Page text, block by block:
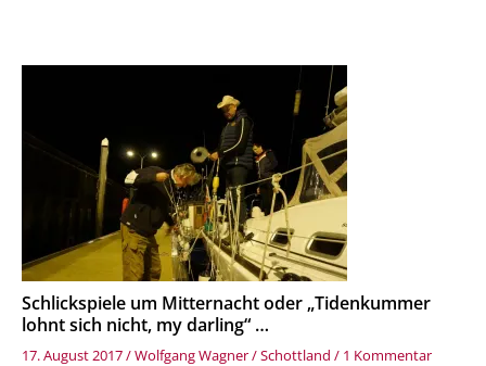
Schlickspiele um Mitternacht oder „Tidenkummer
lohnt sich nicht, my darling“ …
17. August 2017/Wolfgang Wagner/Schottland / 1 Kommentar